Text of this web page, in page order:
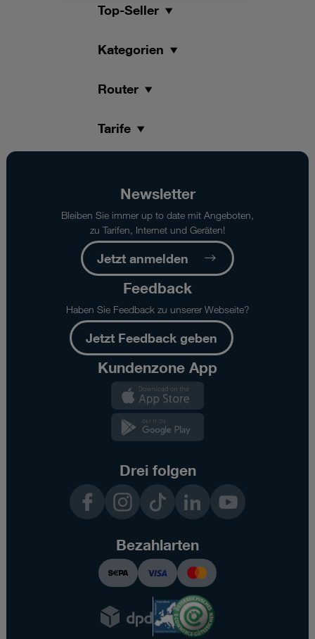
Top-Seller
Kategorien
Router
Tarife
Newsletter
Bleiben Sie immer up to date mit Angeboten,
zu Tarifen, Internet und Geräten!
Jetzt anmelden
Feedback
Haben Sie Feedback zu unserer Webseite?
Jetzt Feedback geben
Kundenzone App
Drei folgen
InstagramTikTok LinkedIn YouTube
Bezahlarten